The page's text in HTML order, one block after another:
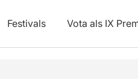
Festivals Vota als IX